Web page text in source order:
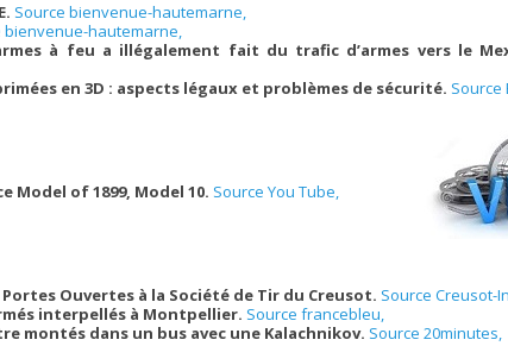
Source bienvenue-hautemarne,
bienvenue-hautemarne,
à feu a illégalement fait du trafic d’armes vers le
en 3D : aspects légaux et problèmes de sécurité. Source
Model of 1899, Model 10. Source You Tube,
Portes Ouvertes à la Société de Tir du Creusot. Source Creusot-
interpellés à Montpellier. Source francebleu,
montés dans un bus avec une Kalachnikov. Source 20minutes,